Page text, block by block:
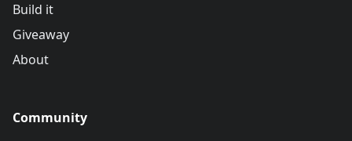
Build it
Giveaway
About
Community